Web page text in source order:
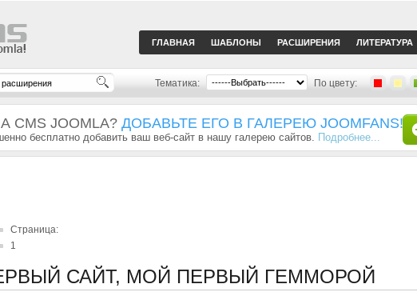
ГЛАВНАЯ ШАБЛОНЫ РАСШИРЕНИЯ ЛИТЕРАТУРА
Тематика: По цвету:
JOOMLA? ДОБАВЬТЕ ЕГО В ГАЛЕРЕЮ JOOMFANS!
бесплатно добавить ваш веб-сайт в нашу галерею сайтов. Подробнее...
Страница:
1
САЙТ, МОЙ ПЕРВЫЙ ГЕММОРОЙ